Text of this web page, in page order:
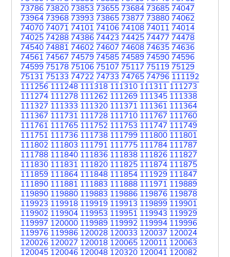
73786 73820 73853 73655 73684 73685 74047
73964 73968 73993 73865 73877 73880 74062
74070 74071 74101 74106 74108 74011 74014
74025 74288 74386 74423 74425 74477 74478
74540 74881 74602 74607 74608 74635 74636
74561 74567 74579 74585 74589 74590 74596
74599 75178 75106 75107 75117 75119 75129
75131 75133 74722 74733 74765 74796 111192
111256 111248 111318 111310 111311 111273
111274 111278 111262 111269 111345 111338
111327 111333 111320 111371 111361 111364
111367 111731 111728 111710 111767 111760
111761 111765 111752 111753 111747 111749
111751 111736 111738 111799 111800 111801
111802 111803 111791 111775 111784 111787
111788 111840 111836 111838 111826 111827
111830 111831 111820 111825 111874 111875
111859 111864 111848 111854 111929 111847
111890 111881 111883 111888 111971 119889
119890 119880 119883 119886 119876 119878
119923 119918 119919 119913 119899 119901
119902 119904 119953 119951 119943 119929
119997 120000 119989 119992 119994 119996
119976 119986 120028 120033 120037 120024
120026 120027 120018 120065 120011 120063
120045 120046 120048 120320 120041 120082